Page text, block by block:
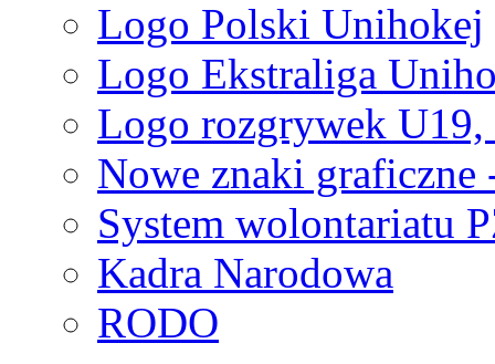
Logo Polski Unihokej
Logo Ekstraliga
Logo rozgrywek
Nowe znaki graficzne
System wolontariatu
Kadra Narodowa
RODO